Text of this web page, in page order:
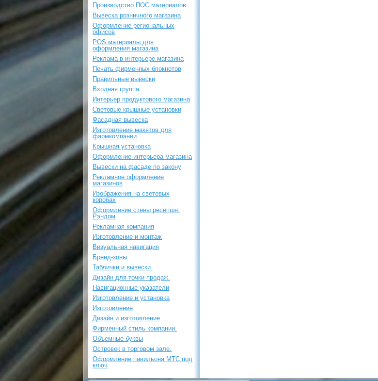
Производство ПОС материалов
Вывеска розничного магазина
Оформление региональных
офисов
POS материалы для
оформления магазина
Реклама в интерьере магазина
Печать фирменных блокнотов
Правильные вывески
Входная группа
Интерьер продуктового магазина
Световые крышные установки
Фасадная вывеска
Изготовление макетов для
фармкомпании
Крышная установка
Оформление интерьера магазина
Вывески на фасаде по закону
Рекламное оформление
магазинов
Изображения на световых
коробах
Оформление стены ресепшн.
Рэндом
Рекламная компания
Изготовление и монтаж
Визуальная навигация
Бренд-зоны
Таблички и вывески.
Дизайн для точки продаж.
Навигационные указатели
Изготовление и установка
Изготовление
Дизайн и изготовление
Фирменный стиль компании.
Объемные буквы
Островок в торговом зале.
Оформление павильона МТС под
ключ